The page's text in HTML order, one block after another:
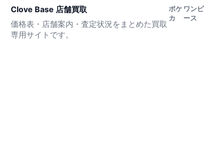
Clove Base 店舗買取
価格表・店舗案内・査定状況をまとめた買取
専用サイトです。
ポケ
カ
ワンピ
ース